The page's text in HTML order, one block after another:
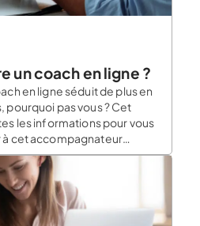
un coach en ligne ?
en ligne séduit de plus en
pourquoi pas vous ? Cet
les informations pour vous
cet accompagnateur
un coach en ligne ?
en structurant vos
[…]